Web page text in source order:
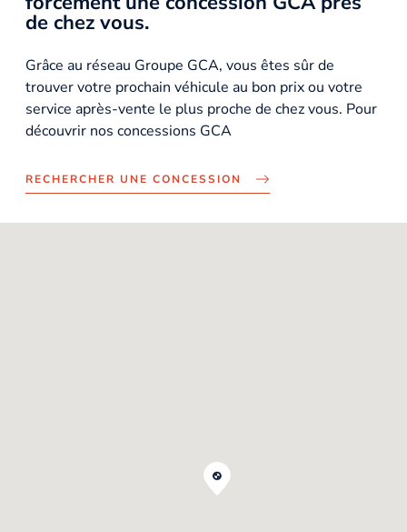
de chez vous.
Grâce au réseau Groupe GCA, vous êtes sûr de
trouver votre prochain véhicule au bon prix ou votre
service après-vente le plus proche de chez vous. Pour
découvrir nos concessions GCA
RECHERCHER UNE CONCESSION